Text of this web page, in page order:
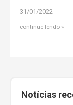
31/01/2022
continue lendo
Notícias